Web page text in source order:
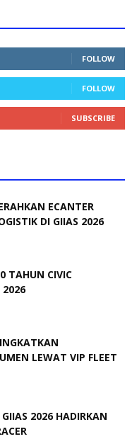
FOLLOW
FOLLOW
SUBSCRIBE
ECANTER
DI GIIAS 2026
TAHUN CIVIC
2026
LEWAT VIP FLEET
2026 HADIRKAN